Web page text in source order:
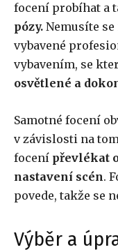
focení probíhat a
pózy. Nemusíte
vybavené
vybavením, se
osvětlené a
Samotné focení
v závislosti na
focení převlékat
nastavení scén.
povede, takže se
Výběr a